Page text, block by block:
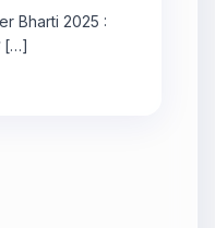
Bharti 2025 :
[…]